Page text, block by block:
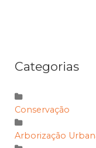
Categorias
Conservação
Arborização